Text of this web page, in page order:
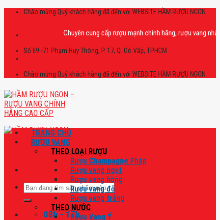
Skip
Chào mừng Quý khách hàng đã đến với WEBSITE HẦM RƯỢU NGON
Chuyên cung cấp rượu mạnh chính hãng, rượu vang nhập
Số 69 -71 Phạm Huy Thông, P. 17, Q. Gò Vấp, TPHCM
Chào mừng Quý khách hàng đã đến với WEBSITE HẦM RƯỢU NGON
Tìm
kiếm:
08h - 17h
TRANG CHỦ
RƯỢU VANG
THEO LOẠI RƯỢU
Rượu Champagne Pháp
Rượu vang ngọt
Rượu vang hồng
Rượu vang đỏ
Rượu vang trắng
THEO NƯỚC
Rượu Vang Ý